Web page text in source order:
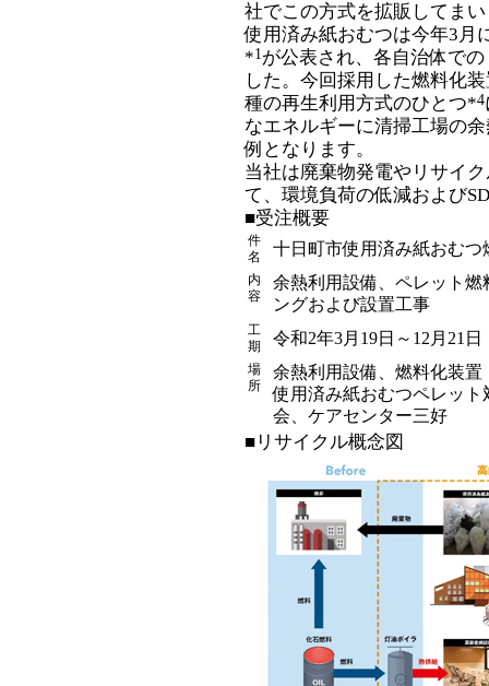
社でこの方式を拡販してま
使用済み紙おむつは今年3月
*1が公表され、各自治体で
した。今回採用した燃料化
種の再生利用方式のひとつ*4
なエネルギーに清掃工場の
例となります。
当社は廃棄物発電やリサイ
て、環境負荷の低減および
■受注概要
件
名
十日町市使用済み紙おむつ
内
容
余熱利用設備、ペレット
ングおよび設置工事
工
期
令和2年3月19日～12月21日
場
所
余熱利用設備、燃料化装
使用済み紙おむつペレッ
会、ケアセンター三好
■リサイクル概念図